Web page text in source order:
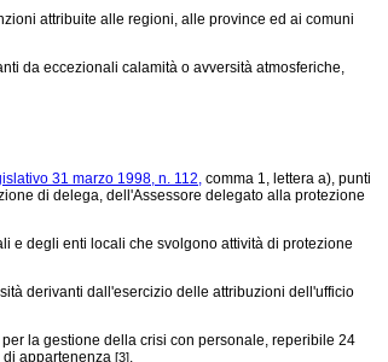
attribuite alle regioni, alle province ed ai comuni
da eccezionali calamità o avversità atmosferiche,
31 marzo 1998, n. 112, comma 1, lettera a), punti
di delega, dell'Assessore delegato alla protezione
e degli enti locali che svolgono attività di protezione
derivanti dall'esercizio delle attribuzioni dell'ufficio
la gestione della crisi con personale, reperibile 24
appartenenza [3].